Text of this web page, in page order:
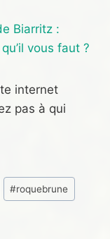
Biarritz :
vous faut ?
internet
pas à qui
#roquebrune